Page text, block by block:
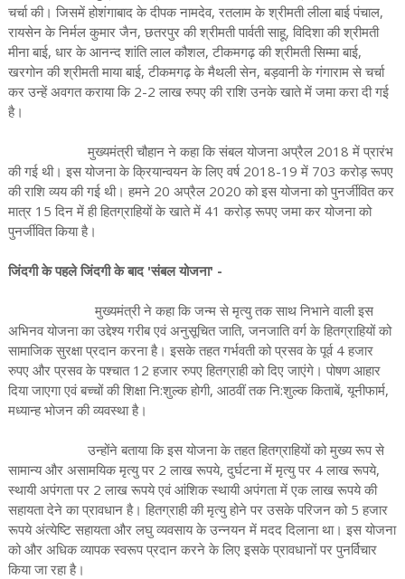
चर्चा की। जिसमें होशंगाबाद के दीपक नामदेव, रतलाम के श्रीमती लीला बाई पंचाल,
रायसेन के निर्मल कुमार जैन, छतरपुर की श्रीमती पार्वती साहू, विदिशा की श्रीमती
मीना बाई, धार के आनन्द शांति लाल कौशल, टीकमगढ़ की श्रीमती सिम्मा बाई,
खरगोन की श्रीमती माया बाई, टीकमगढ़ के मैथली सेन, बड़वानी के गंगाराम से चर्चा
कर उन्हें अवगत कराया कि 2-2 लाख रुपए की राशि उनके खाते में जमा करा दी गई
है।
मुख्यमंत्री चौहान ने कहा कि संबल योजना अप्रैल 2018 में प्रारंभ
की गई थी। इस योजना के क्रियान्वयन के लिए वर्ष 2018-19 में 703 करोड़ रूपए
की राशि व्यय की गई थी। हमने 20 अप्रैल 2020 को इस योजना को पुनर्जीवित कर
मात्र 15 दिन में ही हितग्राहियों के खाते में 41 करोड़ रूपए जमा कर योजना को
पुनर्जीवित किया है।
जिंदगी के पहले जिंदगी के बाद 'संबल योजना' -
मुख्यमंत्री ने कहा कि जन्म से मृत्यु तक साथ निभाने वाली इस
अभिनव योजना का उद्देश्य गरीब एवं अनुसूचित जाति, जनजाति वर्ग के हितग्राहियों को
सामाजिक सुरक्षा प्रदान करना है। इसके तहत गर्भवती को प्रसव के पूर्व 4 हजार
रुपए और प्रसव के पश्चात 12 हजार रुपए हितग्राही को दिए जाएंगे। पोषण आहार
दिया जाएगा एवं बच्चों की शिक्षा नि:शुल्क होगी, आठवीं तक नि:शुल्क किताबें, यूनीफार्म,
मध्यान्ह भोजन की व्यवस्था है।
उन्होंने बताया कि इस योजना के तहत हितग्राहियों को मुख्य रूप से
सामान्य और असामयिक मृत्यु पर 2 लाख रूपये, दुर्घटना में मृत्यु पर 4 लाख रूपये,
स्थायी अपंगता पर 2 लाख रूपये एवं आंशिक स्थायी अपंगता में एक लाख रूपये की
सहायता देने का प्रावधान है। हितग्राही की मृत्यु होने पर उसके परिजन को 5 हजार
रूपये अंत्येष्टि सहायता और लघु व्यवसाय के उन्नयन में मदद दिलाना था। इस योजना
को और अधिक व्यापक स्वरूप प्रदान करने के लिए इसके प्रावधानों पर पुनर्विचार
किया जा रहा है।